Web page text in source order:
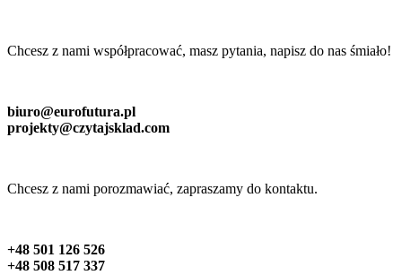
Chcesz z nami współpracować, masz pytania, napisz do nas śmiało!
biuro@eurofutura.pl
projekty@czytajsklad.com
Chcesz z nami porozmawiać, zapraszamy do kontaktu.
+48 501 126 526
+48 508 517 337